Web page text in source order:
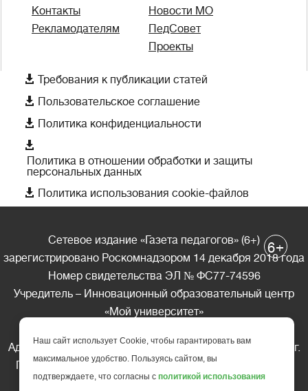
Контакты
Рекламодателям
Новости МО
ПедСовет
Проекты
 Требования к публикации статей
 Пользовательское соглашение
 Политика конфиденциальности

Политика в отношении обработки и защиты
персональных данных
 Политика использования cookie-файлов
Сетевое издание «Газета педагогов» (6+)
зарегистрировано Роскомнадзором 14 декабря 2018 года
Номер свидетельства ЭЛ № ФС77-74596
Учредитель – Инновационный образовательный центр
«Мой университет»
Адрес редакции: 185035 Россия, Республика Карелия, г.
Петрозаводск, ул. Фридриха Энгельса д.10, офис 211
Телефон редакции: +7 (499) 685-10-45
6+
Наш сайт использует Cookie, чтобы гарантировать вам
максимальное удобство. Пользуясь сайтом, вы
подтверждаете, что согласны с политикой использования